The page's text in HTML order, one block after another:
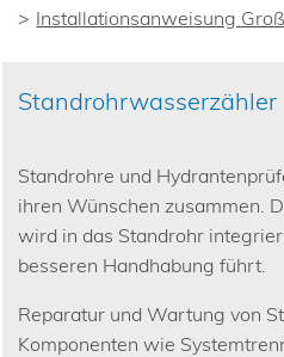
Installationsanweisung
Standrohrwasserzähler
Standrohre und
ihren Wünschen zusammen.
wird in das Standrohr
besseren Handhabung führt.
Reparatur und Wartung von
Komponenten wie